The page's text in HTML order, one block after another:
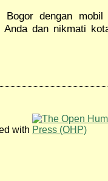
dengan
Anda dan nikmati
with